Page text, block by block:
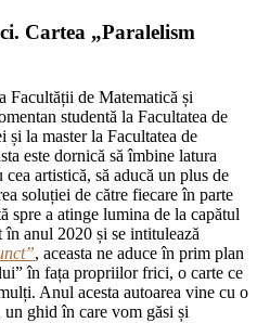
Cartea „Paralelism
Facultății de Matematică și
studentă la Facultatea de
la master la Facultatea de
este dornică să îmbine latura
artistică, să aducă un plus de
soluției de către fiecare în parte
spre a atinge lumina de la capătul
anul 2020 și se intitulează
, aceasta ne aduce în prim plan
în fața propriilor frici, o carte ce
Anul acesta autoarea vine cu o
un ghid în care vom găsi și